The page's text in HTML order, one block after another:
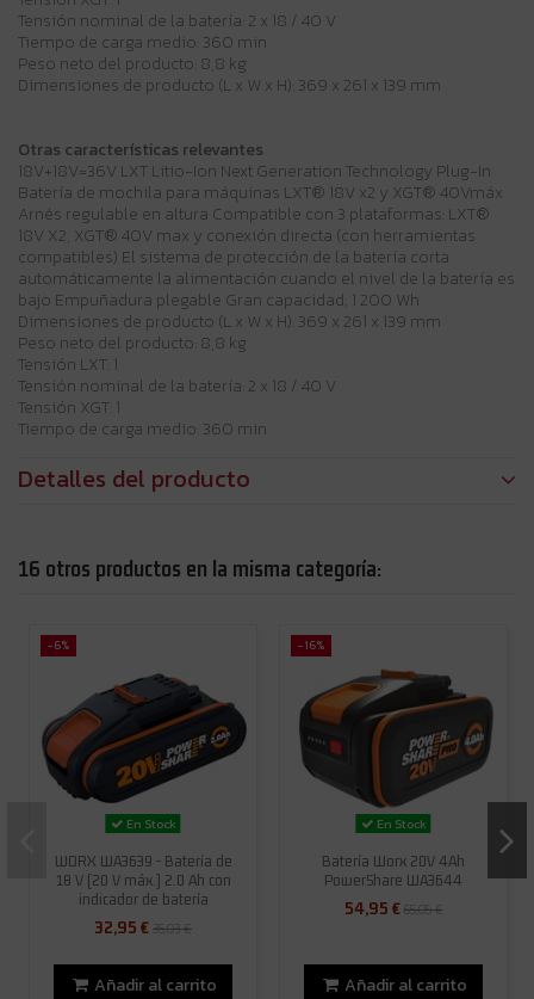
Tensión nominal de la batería: 2 x 18 / 40 V
Tiempo de carga medio: 360 min
Peso neto del producto: 8,8 kg
Dimensiones de producto (L x W x H): 369 x 261 x 139 mm
Otras características relevantes
18V+18V=36V LXT Litio-Ion Next Generation Technology Plug-In
Batería de mochila para máquinas LXT® 18V x2 y XGT® 40Vmáx
Arnés regulable en altura Compatible con 3 plataformas: LXT®
18V X2, XGT® 40V max y conexión directa (con herramientas
compatibles) El sistema de protección de la batería corta
automáticamente la alimentación cuando el nivel de la batería es
bajo Empuñadura plegable Gran capacidad; 1 200 Wh
Dimensiones de producto (L x W x H): 369 x 261 x 139 mm
Peso neto del producto: 8,8 kg
Tensión LXT: 1
Tensión nominal de la batería: 2 x 18 / 40 V
Tensión XGT: 1
Tiempo de carga medio: 360 min
Detalles del producto
16 otros productos en la misma categoría:
-6%
En Stock
WORX WA3639 - Batería de
18 V (20 V máx.) 2.0 Ah con
indicador de batería
32,95 €35,03 €
Añadir al carrito
-16%
En Stock
Batería Worx 20V 4Ah
PowerShare WA3644
54,95 €65,05 €
Añadir al carrito